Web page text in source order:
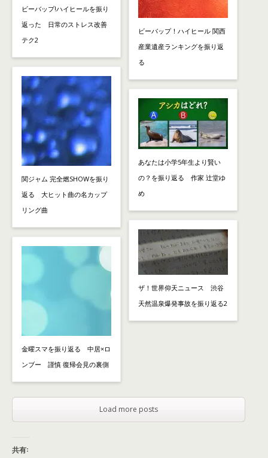
ビーバップ!ハイヒールを振り
返った 日常のストレス改善
テク2
関ジャム 完全燃SHOWを振り
返る 大ヒット曲の名カップ
リング曲
金曜スマを振り返る 中居×ロ
ンブー 謹慎 復帰会見の裏側
ビーバップ！ハイヒール 関西
産業遺産ランキングを振り返
る
あなたは小学5年生より賢い
の？を振り返る 作家 辻堂ゆ
め
ザ！世界仰天ニュース 渋谷
天然温泉爆発事故を振り返る2
Load more posts
共有: